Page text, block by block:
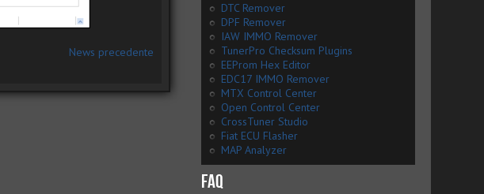
News precedente
DTC Remover
DPF Remover
IAW IMMO Remover
TunerPro Checksum Plugins
EEProm Hex Editor
EDC17 IMMO Remover
MTX Control Center
Open Control Center
CrossTuner Studio
Fiat ECU Flasher
MAP Analyzer
FAQ